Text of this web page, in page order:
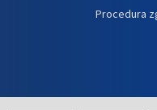
Procedura